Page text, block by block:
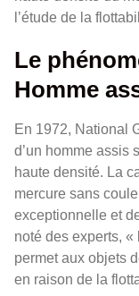
l’étude de la
Le
Homme
En 1972, National
d’un homme assis
haute densité. La
mercure sans
exceptionnelle et
noté des experts,
permet aux objets
en raison de la